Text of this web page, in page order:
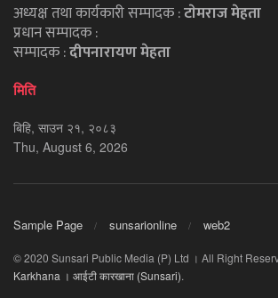
अध्यक्ष तथा कार्यकारी सम्पादक :टाेमराज मेहता
प्रधान सम्पादक :
सम्पादक :दीपनारायण मेहता
मिति
बिहि, साउन २१, २०८३
Thu, August 6, 2026
Sample Page sunsarionline web2
© 2020 Sunsari Public Media (P) Ltd । All Right
Karkhana । आईटी कारखाना (Sunsari).